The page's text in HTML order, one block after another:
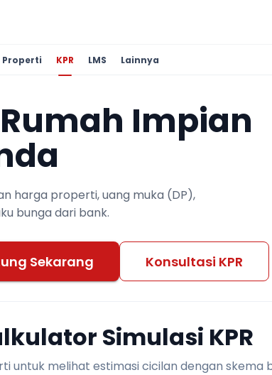
Properti KPR LMS Lainnya
Impian
harga properti, uang muka (DP),
bunga dari bank.
Sekarang Konsultasi KPR
Simulasi KPR
untuk melihat estimasi cicilan dengan skema